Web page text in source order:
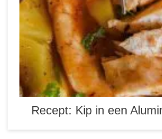
Recept: Kip in een